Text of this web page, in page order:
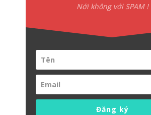
Nới không với SPAM !
Đăng ký